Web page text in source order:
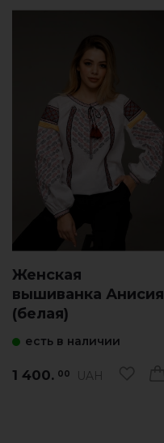
Женская
вышиванка Анисия
(белая)
есть в наличии
1 400. 00 UAH